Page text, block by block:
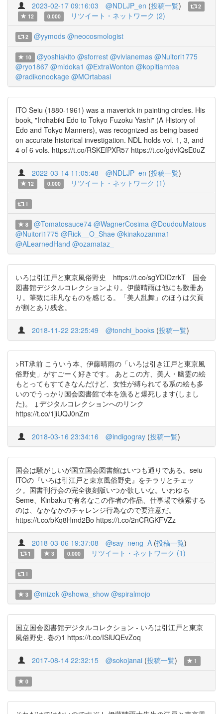
2023-02-17 09:16:03 @NDLJP_en (投稿一覧)
2
12
0.000 リツイート・ネットワーク (2)
2 @yymods @neocosmologist
10 @yoshiakito @sforrest @vivianemas @Nuitori1775
@ryo1867 @midoka1 @ExtraWonton @kopitiamtea
@radikonookage @MOrtabasi
ITO Seiu (1880-1961) was a maverick in painting circles. His
book, "Irohabiki Edo to Tokyo Fuzoku Yashi" (A History of
Edo and Tokyo Manners), was recognized as being based
on accurate historical investigation. NDL holds vol. 1, 3, and
4 of 6 vols. https://t.co/RSKEfPXR57 https://t.co/gdvIQsE0uZ
2022-03-14 11:05:48 @NDLJP_en (投稿一覧)
12 0.000 リツイート・ネットワーク (1)
1
8 @Tomatosauce74 @WagnerCosima @DoudouMatous
@Nuitori1775 @Rick__O_Shae @kinakozanma1
@ALearnedHand @ozamataz_
いろは引江戸と東京風俗野史 https://t.co/sgYDIDzrkT 国会
図書館デジタルコレクションより。伊藤晴雨は他にも数冊あ
り。筆致に非凡なものを感じる。「美人乱舞」のほうは欠頁
が割とあり残念。
2018-11-22 23:25:49 @tonchi_books (投稿一覧)
>RT承前 こういう本、伊藤晴雨の「いろは引き江戸と東京風
俗野史」がすごーく好きです。 あとこの方、美人・幽霊の絵
もとってもすてきなんだけど、女性が縛られてる系の絵も多
いのでうっかり国会図書館で本を漁ると爆死します(しまし
た)。 ↓デジタルコレクションへのリンク
https://t.co/1jiUQJ0nZm
2018-03-16 23:34:16 @indigogray (投稿一覧)
国会は騒がしいが国立国会図書館はいつも通りである。seiu
ITOの『いろは引江戸と東京風俗野史』をチラリとチェッ
ク。国書刊行会の完全復刻版いつか欲しいな。いわゆる
Seme、Kinbakuで有名なこの作者の作品、仕事場で検索する
のは、なかなかのチャレンジ行為なので要注意だ。
https://t.co/bKq8Hmd2Bo https://t.co/2nCRGKFVZz
2018-03-06 19:37:08 @say_neng_A (投稿一覧)
1 3 0.000 リツイート・ネットワーク (1)
1
3 @mizok @showa_show @spiralmojo
国立国会図書館デジタルコレクション - いろは引江戸と東京
風俗野史. 巻の1 https://t.co/ISlUQEvZoq
2017-08-14 22:32:15 @sokojanai (投稿一覧) 1
0